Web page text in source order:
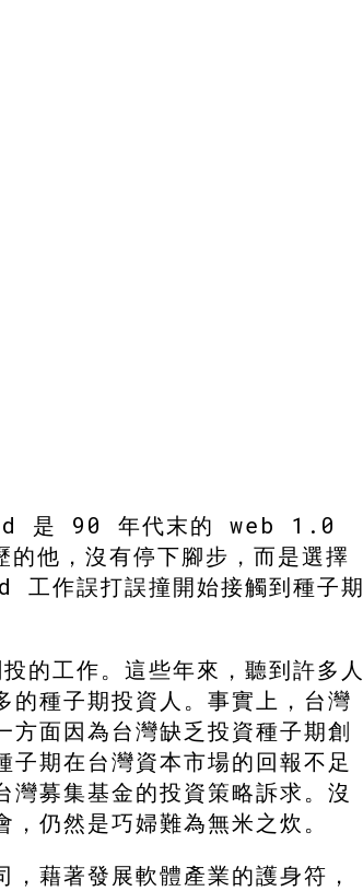
是 90 年代末的 web 1.0
他，沒有停下腳步，而是選擇
作誤打誤撞開始接觸到種子期
的工作。這些年來，聽到許多人
的種子期投資人。事實上，台灣
方面因為台灣缺乏投資種子期創
期在台灣資本市場的回報不足
募集基金的投資策略訴求。沒
仍然是巧婦難為無米之炊。
藉著發展軟體產業的護身符，